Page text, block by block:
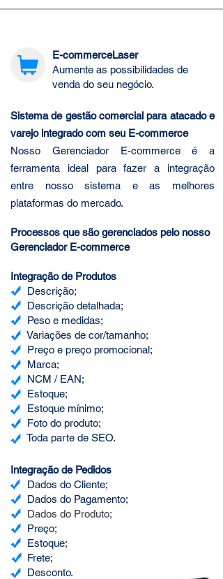
E-commerceLaser
Aumente as possibilidades de
venda do seu negócio.
Sistema de gestão comercial para atacado e
varejo integrado com seu E-commerce
Nosso Gerenciador E-commerce é a
ferramenta ideal para fazer a integração
entre nosso sistema e as melhores
plataformas do mercado.
Processos que são gerenciados pelo nosso
Gerenciador E-commerce
Integração de Produtos
Descrição;
Descrição detalhada;
Peso e medidas;
Variações de cor/tamanho;
Preço e preço promocional;
Marca;
NCM / EAN;
Estoque;
Estoque mínimo;
Foto do produto;
Toda parte de SEO.
Integração de Pedidos
Dados do Cliente;
Dados do Pagamento;
Dados do Produto;
Preço;
Estoque;
Frete;
Desconto.